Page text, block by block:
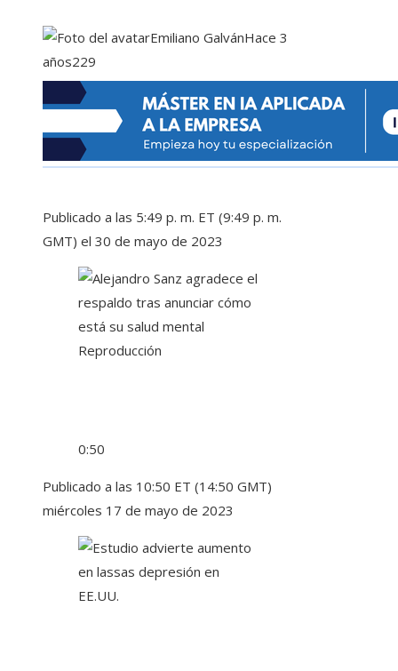
Emiliano GalvánHace 3
años229
Publicado a las 5:49 p. m. ET (9:49 p. m.
GMT) el 30 de mayo de 2023
Reproducción
0:50
Publicado a las 10:50 ET (14:50 GMT)
miércoles 17 de mayo de 2023